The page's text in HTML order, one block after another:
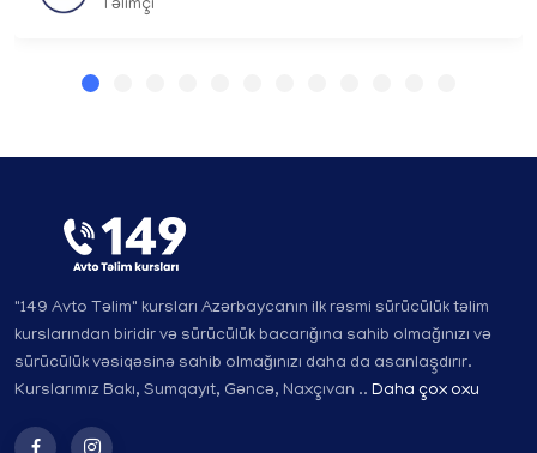
Təlimçi
"149 Avto Təlim" kursları Azərbaycanın ilk rəsmi sürücülük təlim
kurslarından biridir və sürücülük bacarığına sahib olmağınızı və
sürücülük vəsiqəsinə sahib olmağınızı daha da asanlaşdırır.
Kurslarımız Bakı, Sumqayıt, Gəncə, Naxçıvan .. Daha çox oxu